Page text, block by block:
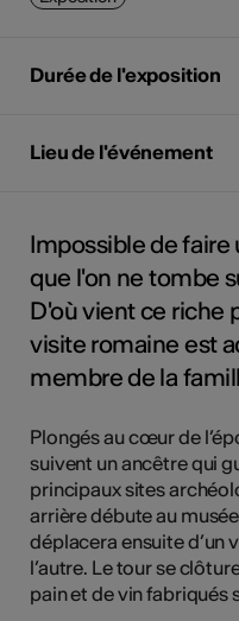
Durée de l'exposition
Lieu de l'événement
Impossible de faire
que l'on ne tombe
D'où vient ce riche
visite romaine est
membre de la
Plongés au cœur de
suivent un ancêtre qui
principaux sites
arrière débute au
déplacera ensuite d’un
l’autre. Le tour se
pain et de vin fabriqués